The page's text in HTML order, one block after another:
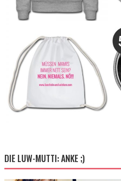
DIE LUW-MUTTI: ANKE ;)